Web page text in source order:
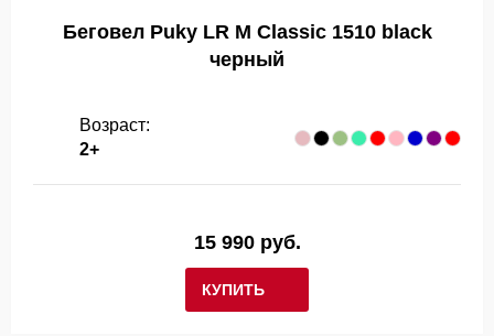
Беговел Puky LR M Classic 1510 black
черный
Возраст:
2+
КУПИТЬ
15 990 руб.